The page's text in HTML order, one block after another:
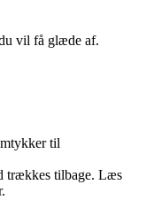
vil få glæde af.
til
trækkes tilbage. Læs